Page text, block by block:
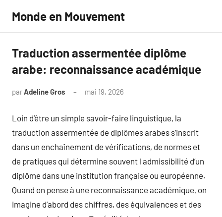
contenu
Monde en Mouvement
Traduction assermentée diplôme
arabe: reconnaissance académique
parAdeline Gros mai 19, 2026
Loin d’être un simple savoir-faire linguistique, la
traduction assermentée de diplômes arabes s’inscrit
dans un enchaînement de vérifications, de normes et
de pratiques qui détermine souvent l admissibilité d’un
diplôme dans une institution française ou européenne.
Quand on pense à une reconnaissance académique, on
imagine d’abord des chiffres, des équivalences et des